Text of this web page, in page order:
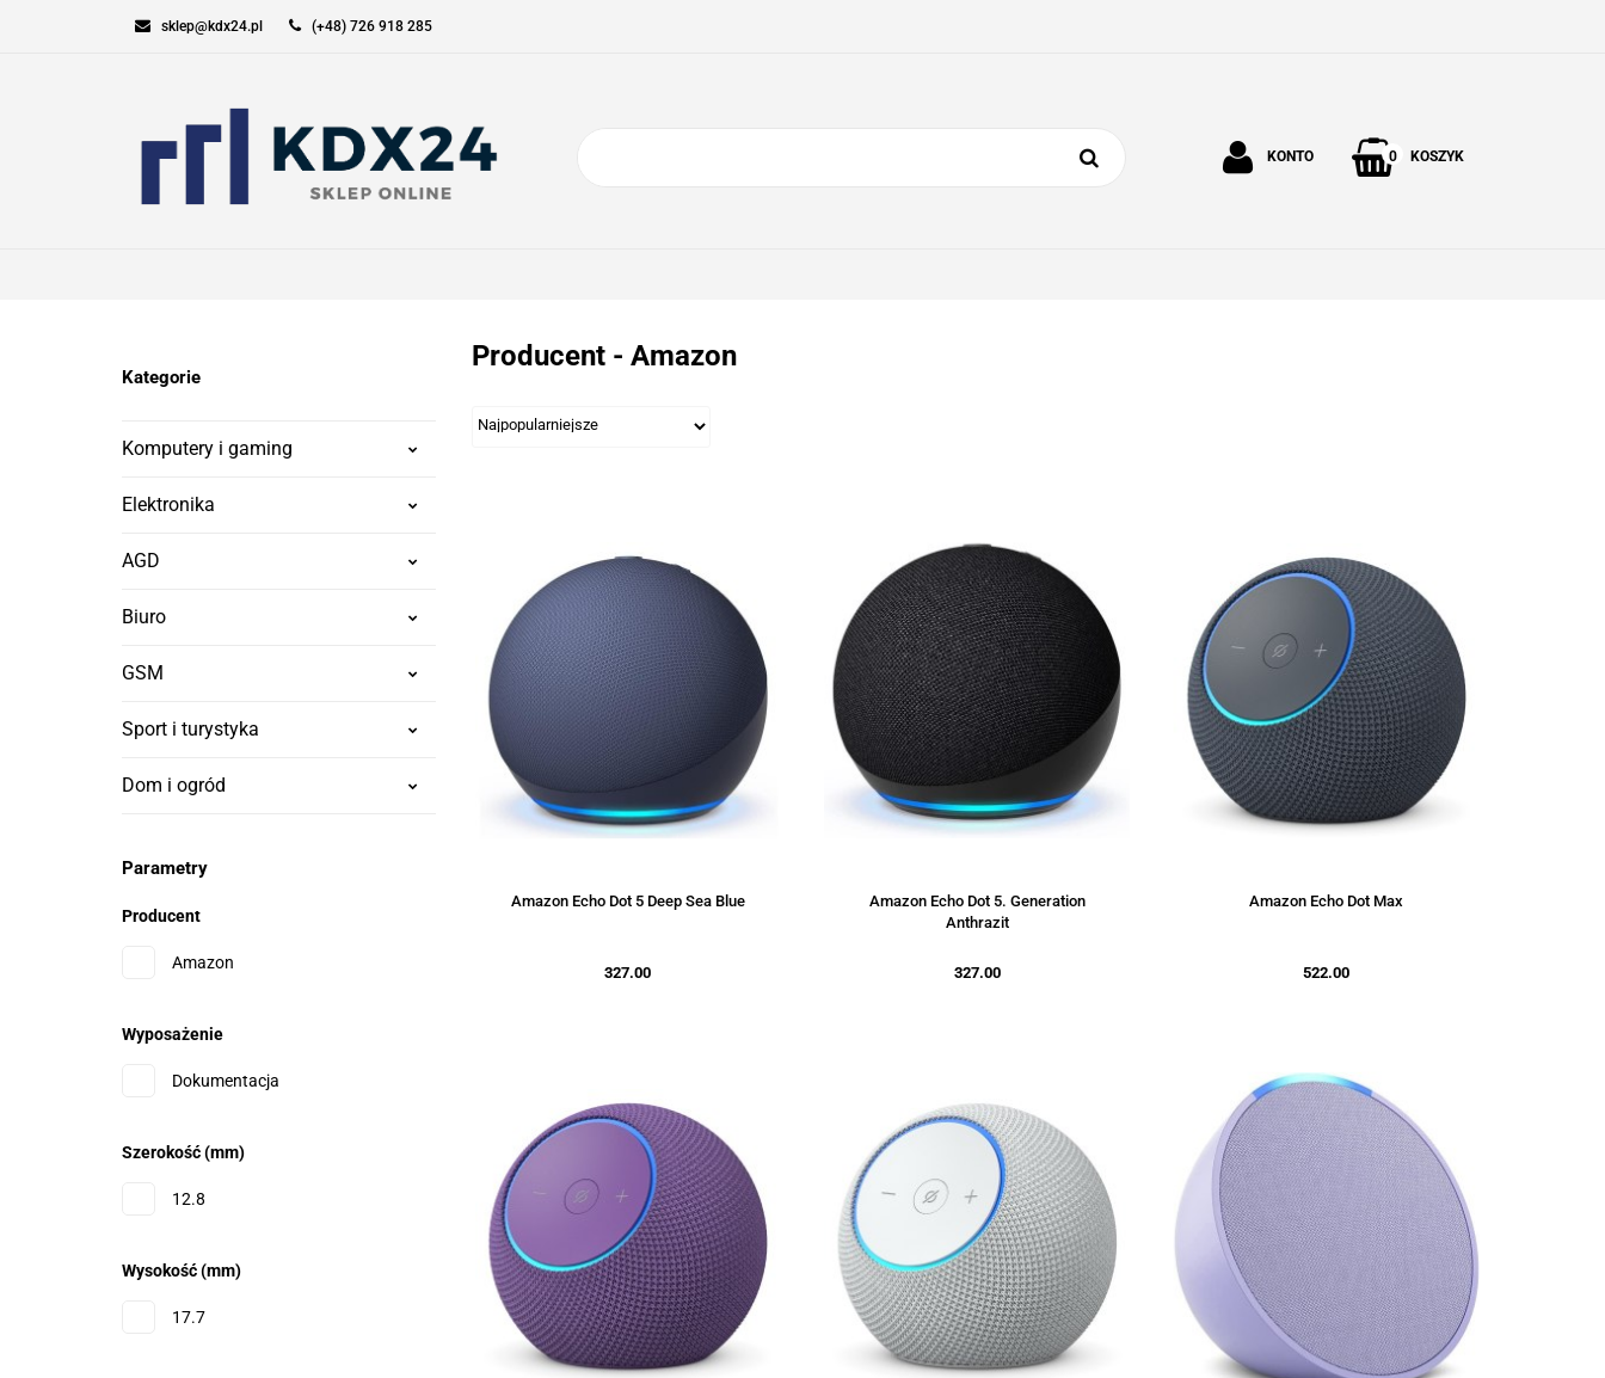
sklep@kdx24.pl (+48) 726 918 285
KONTO 0 KOSZYK
KOMPUTERY I GAMING
Kategorie
Komputery i gaming
Elektronika
AGD
Biuro
GSM
Sport i turystyka
Dom i ogród
Parametry
Producent
Amazon
Wyposażenie
Dokumentacja
Szerokość (mm)
12.8
Wysokość (mm)
17.7
Producent - Amazon
Amazon Echo Dot 5 Deep Sea Blue
327.00
Amazon Echo Dot 5. Generation
Anthrazit
327.00
Amazon Echo Dot Max
522.00